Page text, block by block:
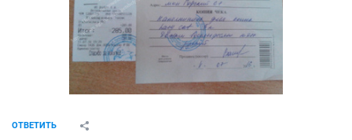
ОТВЕТИТЬ